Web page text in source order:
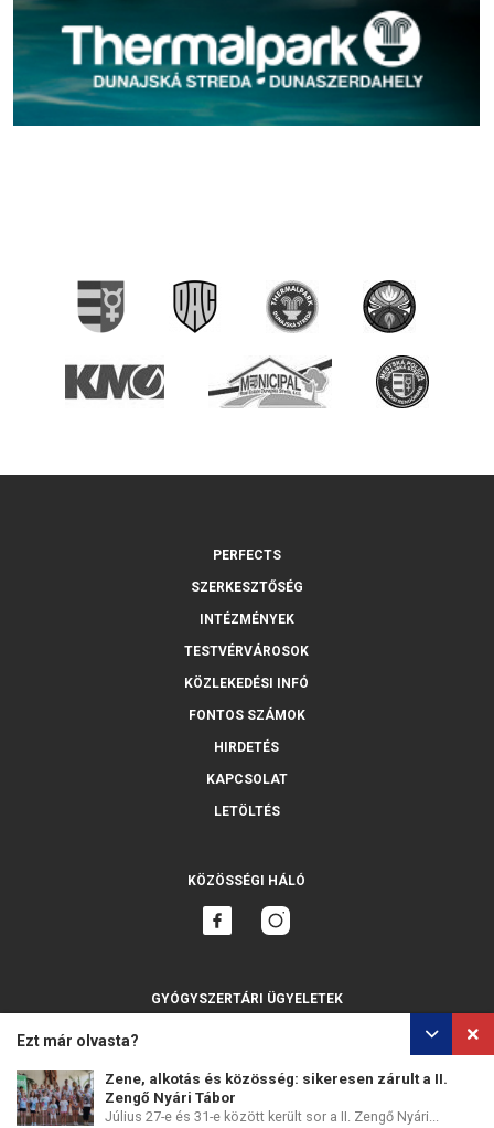
Ezt már olvasta?
Zene, alkotás és közösség: sikeresen zárult a II.
Zengő Nyári Tábor
Július 27-e és 31-e között került sor a II. Zengő Nyári...
PERFECTS
SZERKESZTŐSÉG
INTÉZMÉNYEK
TESTVÉRVÁROSOK
KÖZLEKEDÉSI INFÓ
FONTOS SZÁMOK
HIRDETÉS
KAPCSOLAT
LETÖLTÉS
KÖZÖSSÉGI HÁLÓ
GYÓGYSZERTÁRI ÜGYELETEK
SZEMÉLYES ADATOK VÉDELME SÜTIK HASZNÁLATA